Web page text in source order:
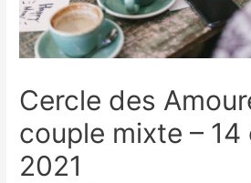
Cercle des
couple mixte –
2021